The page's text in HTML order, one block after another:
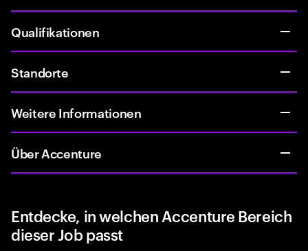
Qualifikationen
Standorte
Weitere Informationen
Über Accenture
Entdecke, in welchen Accenture Bereich
dieser Job passt